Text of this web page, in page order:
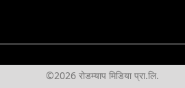
©2026 रोडम्याप मिडिया प्रा.लि.